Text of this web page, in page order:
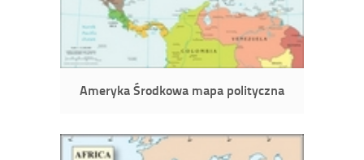
Ameryka Środkowa mapa polityczna